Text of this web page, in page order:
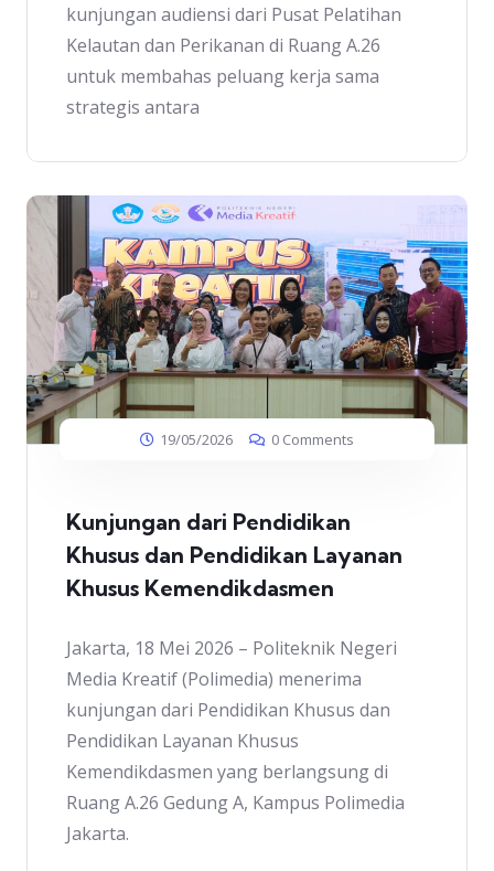
kunjungan audiensi dari Pusat Pelatihan
Kelautan dan Perikanan di Ruang A.26
untuk membahas peluang kerja sama
strategis antara
19/05/2026 0 Comments
Kunjungan dari Pendidikan
Khusus dan Pendidikan Layanan
Khusus Kemendikdasmen
Jakarta, 18 Mei 2026 – Politeknik Negeri
Media Kreatif (Polimedia) menerima
kunjungan dari Pendidikan Khusus dan
Pendidikan Layanan Khusus
Kemendikdasmen yang berlangsung di
Ruang A.26 Gedung A, Kampus Polimedia
Jakarta.